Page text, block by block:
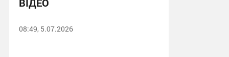
08:49, 5.07.2026